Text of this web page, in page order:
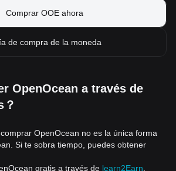
Comprar OOE ahora
de compra de la moneda
OpenOcean a través de
OpenOcean no es la única forma
Si te sobra tiempo, puedes obtener
gratis a través de learn2Earn